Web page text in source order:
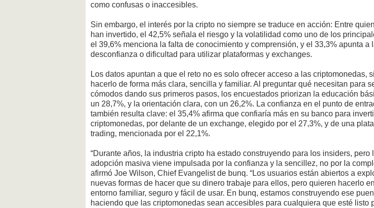
como confusas o inaccesibles.
Sin embargo, el interés por la cripto no siempre se traduce en acción: Entre
han invertido, el 42,5% señala el riesgo y la volatilidad como uno de los
el 39,6% menciona la falta de conocimiento y comprensión, y el 33,3% apunta a
desconfianza o dificultad para utilizar plataformas y exchanges.
Los datos apuntan a que el reto no es solo ofrecer acceso a las criptomonedas,
hacerlo de forma más clara, sencilla y familiar. Al preguntar qué necesitan para
cómodos dando sus primeros pasos, los encuestados priorizan la educación
un 28,7%, y la orientación clara, con un 26,2%. La confianza en el punto de
también resulta clave: el 35,4% afirma que confiaría más en su banco para
criptomonedas, por delante de un exchange, elegido por el 27,3%, y de una
trading, mencionada por el 22,1%.
“Durante años, la industria cripto ha estado construyendo para los insiders, pero
adopción masiva viene impulsada por la confianza y la sencillez, no por la
afirmó Joe Wilson, Chief Evangelist de bunq. “Los usuarios están abiertos a
nuevas formas de hacer que su dinero trabaje para ellos, pero quieren hacerlo
entorno familiar, seguro y fácil de usar. En bunq, estamos construyendo ese
haciendo que las criptomonedas sean accesibles para cualquiera que esté listo